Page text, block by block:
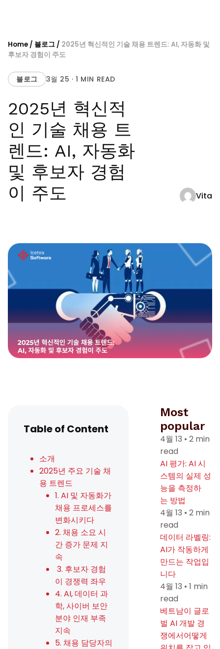
Home / 블로그 / 2025년 혁신적인 기술 채용 트렌드: AI, 자동화 및
후보자 경험이 주도
블로그 3월 25 · 1 MIN READ
2025년 혁신적
인 기술 채용 트
렌드: AI, 자동화
및 후보자 경험
이 주도
Vita
Table of Content
소개
2025년 주요 기술 채
용 트렌드
1. AI 및 자동화가
채용 프로세스를
변화시키다
2. 채용 소요 시
간 증가 문제 지
속
3. 후보자 경험
이 경쟁력 좌우
4. AI, 데이터 과
학, 사이버 보안
분야 인재 부족
지속
5. 채용 담당자의
Most
popular
4월 13 • 2 min
read
AI 평가: AI 시
스템의 실제 성
능을 측정하
는 방법
4월 13 • 2 min
read
데이터 라벨링:
AI가 작동하게
만드는 작업입
니다
4월 13 • 1 min
read
베트남이 글로
벌 AI 개발 경
쟁에서어떻게